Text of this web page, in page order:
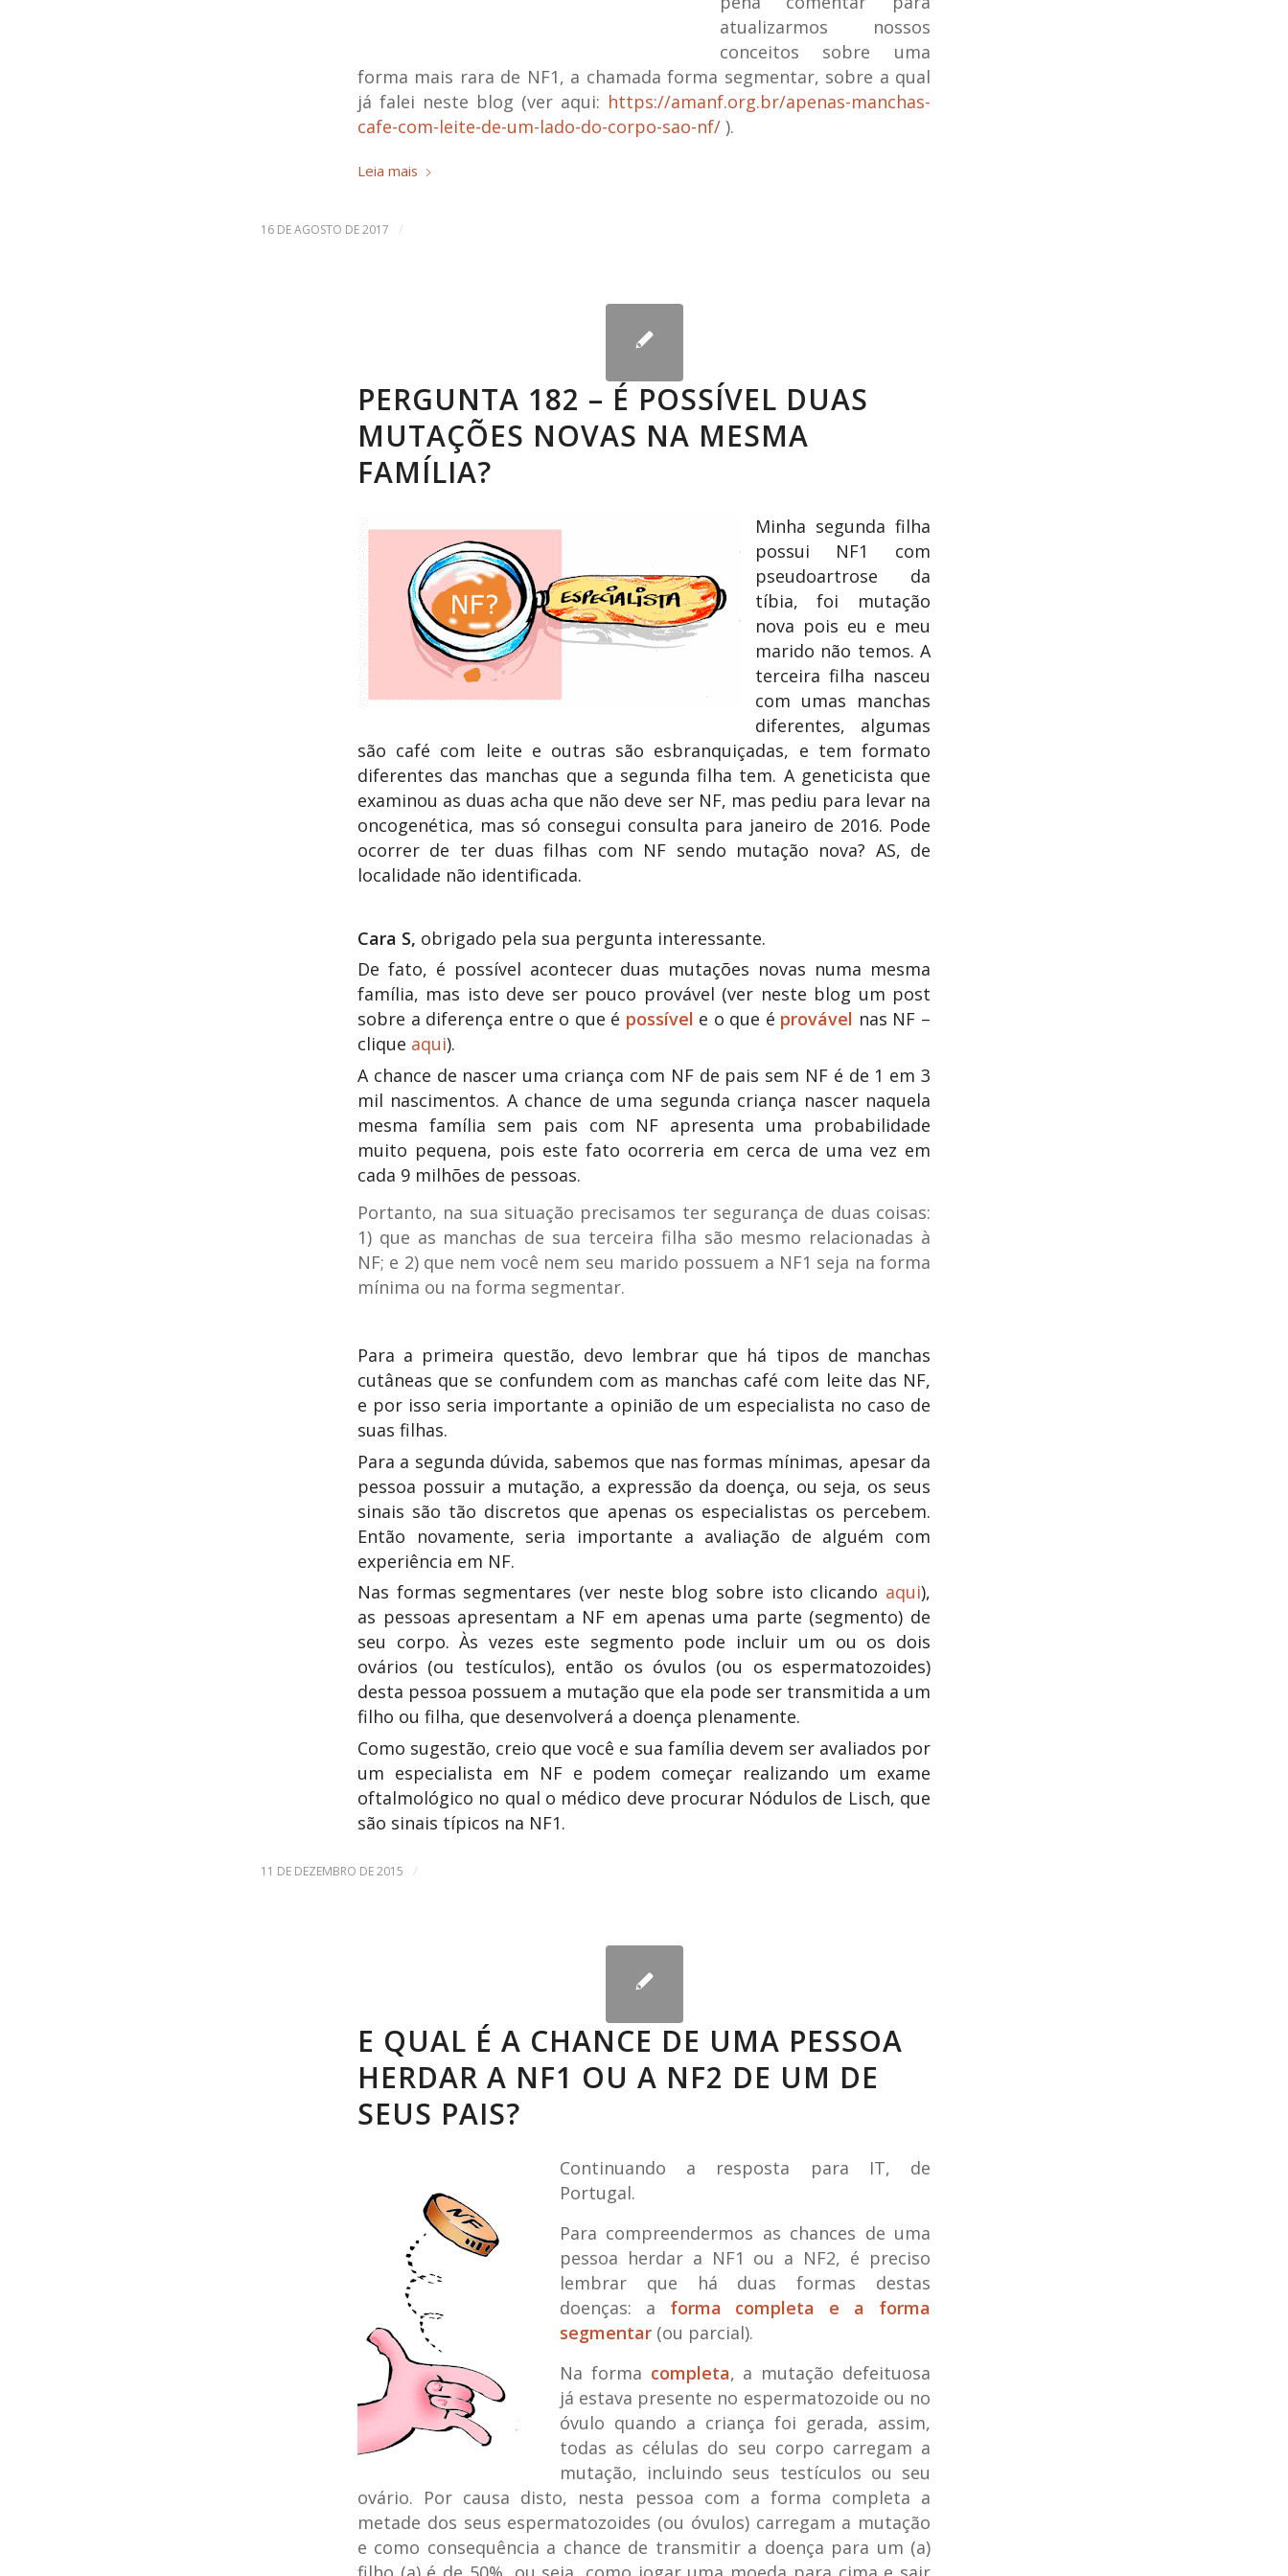
atualizarmos nossos
conceitos sobre uma
forma mais rara de NF1, a chamada forma segmentar, sobre a qual
já falei neste blog (ver aqui: https://amanf.org.br/apenas-manchas-
cafe-com-leite-de-um-lado-do-corpo-sao-nf/ ).
Leia mais
16 DE AGOSTO DE 2017 /
PERGUNTA 182 – É POSSÍVEL DUAS
MUTAÇÕES NOVAS NA MESMA
FAMÍLIA?
Minha segunda filha
possui NF1 com
pseudoartrose da
tíbia, foi mutação
nova pois eu e meu
marido não temos. A
terceira filha nasceu
com umas manchas
diferentes, algumas
são café com leite e outras são esbranquiçadas, e tem formato
diferentes das manchas que a segunda filha tem. A geneticista que
examinou as duas acha que não deve ser NF, mas pediu para levar na
oncogenética, mas só consegui consulta para janeiro de 2016. Pode
ocorrer de ter duas filhas com NF sendo mutação nova? AS, de
localidade não identificada.
Cara S, obrigado pela sua pergunta interessante.
De fato, é possível acontecer duas mutações novas numa mesma
família, mas isto deve ser pouco provável (ver neste blog um post
sobre a diferença entre o que é possível e o que é provável nas NF –
clique aqui).
A chance de nascer uma criança com NF de pais sem NF é de 1 em 3
mil nascimentos. A chance de uma segunda criança nascer naquela
mesma família sem pais com NF apresenta uma probabilidade
muito pequena, pois este fato ocorreria em cerca de uma vez em
cada 9 milhões de pessoas.
Portanto, na sua situação precisamos ter segurança de duas coisas:
1) que as manchas de sua terceira filha são mesmo relacionadas à
NF; e 2) que nem você nem seu marido possuem a NF1 seja na forma
mínima ou na forma segmentar.
Para a primeira questão, devo lembrar que há tipos de manchas
cutâneas que se confundem com as manchas café com leite das NF,
e por isso seria importante a opinião de um especialista no caso de
suas filhas.
Para a segunda dúvida, sabemos que nas formas mínimas, apesar da
pessoa possuir a mutação, a expressão da doença, ou seja, os seus
sinais são tão discretos que apenas os especialistas os percebem.
Então novamente, seria importante a avaliação de alguém com
experiência em NF.
Nas formas segmentares (ver neste blog sobre isto clicando aqui),
as pessoas apresentam a NF em apenas uma parte (segmento) de
seu corpo. Às vezes este segmento pode incluir um ou os dois
ovários (ou testículos), então os óvulos (ou os espermatozoides)
desta pessoa possuem a mutação que ela pode ser transmitida a um
filho ou filha, que desenvolverá a doença plenamente.
Como sugestão, creio que você e sua família devem ser avaliados por
um especialista em NF e podem começar realizando um exame
oftalmológico no qual o médico deve procurar Nódulos de Lisch, que
são sinais típicos na NF1.
11 DE DEZEMBRO DE 2015 /
E QUAL É A CHANCE DE UMA PESSOA
HERDAR A NF1 OU A NF2 DE UM DE
SEUS PAIS?
Continuando a resposta para IT, de
Portugal.
Para compreendermos as chances de uma
pessoa herdar a NF1 ou a NF2, é preciso
lembrar que há duas formas destas
doenças: a forma completa e a forma
segmentar(ou parcial).
Na forma completa, a mutação defeituosa
já estava presente no espermatozoide ou no
óvulo quando a criança foi gerada, assim,
todas as células do seu corpo carregam a
mutação, incluindo seus testículos ou seu
ovário. Por causa disto, nesta pessoa com a forma completa a
metade dos seus espermatozoides (ou óvulos) carregam a mutação
e como consequência a chance de transmitir a doença para um (a)